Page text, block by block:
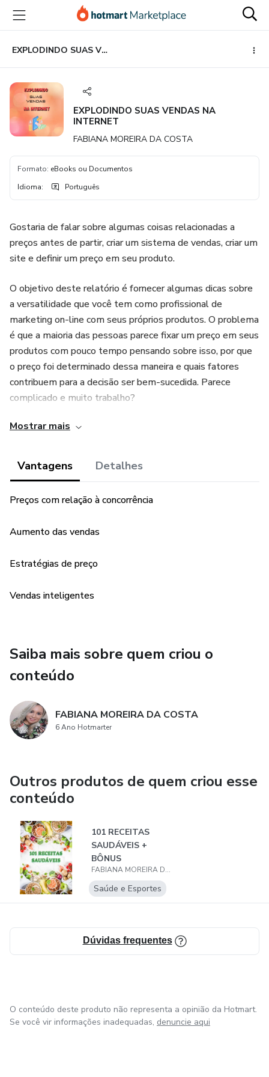
para
conteúdo
principal
para
pagamento
para
rodapé
EXPLODINDO SUAS VENDAS NA INTERNET
EXPLODINDO SUAS VENDAS NA
INTERNET
FABIANA MOREIRA DA COSTA
Formato: eBooks ou Documentos
Idioma: Português
Gostaria de falar sobre algumas coisas relacionadas a
preços antes de partir, criar um sistema de vendas, criar um
site e definir um preço em seu produto.
O objetivo deste relatório é fornecer algumas dicas sobre
a versatilidade que você tem como profissional de
marketing on-line com seus próprios produtos. O problema
é que a maioria das pessoas parece fixar um preço em seus
produtos com pouco tempo pensando sobre isso, por que
o preço foi determinado dessa maneira e quais fatores
contribuem para a decisão ser bem-sucedida. Parece
complicado e muito trabalho?
Bem, deixe-me dizer-lhe que não é.
quanto de liberdade para experimentar você tem em
maneiras. Portanto, antes de você colocar um preço em
capte os pontos e leve-os em consideração, usando-os
Mostrar mais
Vantagens Detalhes
Preços com relação à concorrência
Aumento das vendas
Estratégias de preço
Vendas inteligentes
Saiba mais sobre quem criou o
conteúdo
FABIANA MOREIRA DA COSTA
6 Ano Hotmarter
Outros produtos de quem criou esse
conteúdo
101 RECEITAS
SAUDÁVEIS +
BÔNUS
FABIANA MOREIRA DA COSTA
Saúde e Esportes
Dúvidas frequentes
O conteúdo deste produto não representa a opinião da Hotmart.
Se você vir informações inadequadas, denuncie aqui